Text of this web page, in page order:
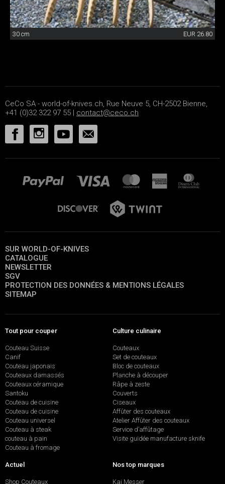
30 cm EUR 26.80
CeCo SA - world-of-knives.ch, Rue Neuve 5, CH-2502 Bienne,
+41 (0)32 322 97 55 | contact@ceco.ch
SUR WORLD-OF-KNIVES
CATALOGUE
NEWSLETTER
SGV
PROTECTION DES DONNÉES & MENTIONS LÉGALES
SITEMAP
Tout pour couper
Couteau Suisse
Canif
Couteau japonais
Couteaux damassés
Couteaux céramique
Santoku
Couteau de cuisine
Couteau de cuisine
Couteau universel
Couteau à steak
couteau à pain
Couteau à fromage
Culture culinaire
Couteaux
Set de couteaux
Bloc de couteaux
Planche à découper
Râpe à zeste
Couverts
Ciseaux
Affûter des couteaux
Atelier Affûter des couteaux
Service d’affûtage
Visite guidée manufacture sknife
Actuel
Shop Couteaux
Nos top marques
Kai Messer